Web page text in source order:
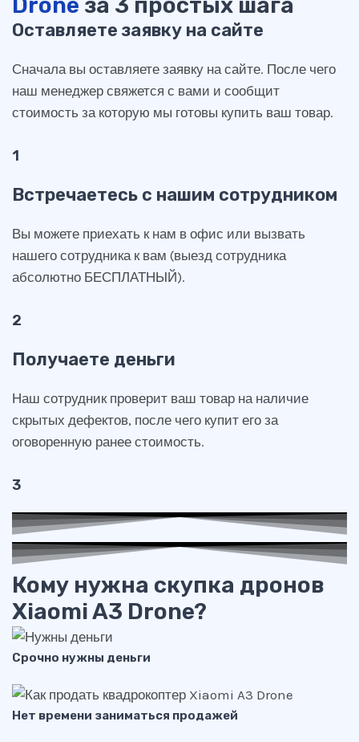
Оставляете заявку на сайте
Сначала вы оставляете заявку на сайте. После чего
наш менеджер свяжется с вами и сообщит
стоимость за которую мы готовы купить ваш товар.
1
Встречаетесь с нашим сотрудником
Вы можете приехать к нам в офис или вызвать
нашего сотрудника к вам (выезд сотрудника
абсолютно БЕСПЛАТНЫЙ).
2
Получаете деньги
Наш сотрудник проверит ваш товар на наличие
скрытых дефектов, после чего купит его за
оговоренную ранее стоимость.
3
Кому нужна скупка дронов
Xiaomi A3 Drone?
Срочно нужны деньги
Нет времени заниматься продажей